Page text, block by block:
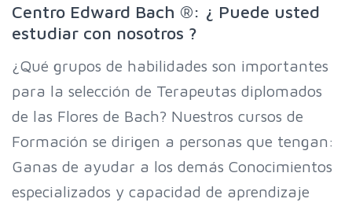
Centro Edward Bach ®: ¿ Puede usted
estudiar con nosotros ?
¿Qué grupos de habilidades son importantes
para la selección de Terapeutas diplomados
de las Flores de Bach? Nuestros cursos de
Formación se dirigen a personas que tengan:
Ganas de ayudar a los demás Conocimientos
especializados y capacidad de aprendizaje